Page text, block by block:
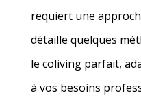
requiert une
détaille quelques
le coliving parfait,
à vos besoins